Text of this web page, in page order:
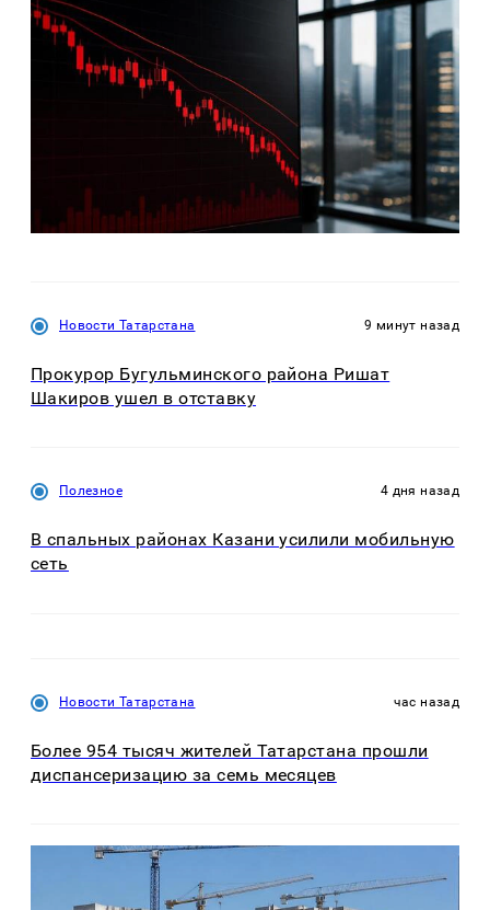
Новости Татарстана 9 минут назад
Прокурор Бугульминского района Ришат
Шакиров ушел в отставку
Полезное 4 дня назад
В спальных районах Казани усилили мобильную
сеть
Новости Татарстана час назад
Более 954 тысяч жителей Татарстана прошли
диспансеризацию за семь месяцев